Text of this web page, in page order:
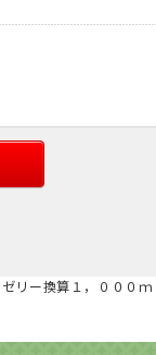
リー換算１，０００ｍ